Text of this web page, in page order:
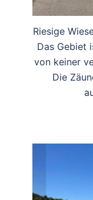
Riesige
Das Gebiet
von keiner
Die